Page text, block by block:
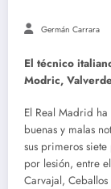
Germán Carrara
El técnico
Modric,
El Real Madrid
buenas y malas
sus primeros
por lesión, entre
Carvajal, Ceballos